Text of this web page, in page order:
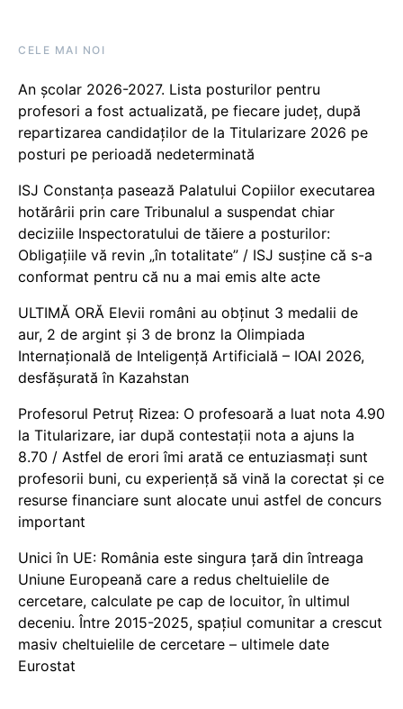
CELE MAI NOI
An școlar 2026-2027. Lista posturilor pentru
profesori a fost actualizată, pe fiecare județ, după
repartizarea candidaților de la Titularizare 2026 pe
posturi pe perioadă nedeterminată
ISJ Constanța pasează Palatului Copiilor executarea
hotărârii prin care Tribunalul a suspendat chiar
deciziile Inspectoratului de tăiere a posturilor:
Obligațiile vă revin „în totalitate” / ISJ susține că s-a
conformat pentru că nu a mai emis alte acte
ULTIMĂ ORĂ Elevii români au obținut 3 medalii de
aur, 2 de argint și 3 de bronz la Olimpiada
Internațională de Inteligență Artificială – IOAI 2026,
desfășurată în Kazahstan
Profesorul Petruț Rizea: O profesoară a luat nota 4.90
la Titularizare, iar după contestații nota a ajuns la
8.70 / Astfel de erori îmi arată ce entuziasmați sunt
profesorii buni, cu experiență să vină la corectat și ce
resurse financiare sunt alocate unui astfel de concurs
important
Unici în UE: România este singura țară din întreaga
Uniune Europeană care a redus cheltuielile de
cercetare, calculate pe cap de locuitor, în ultimul
deceniu. Între 2015-2025, spațiul comunitar a crescut
masiv cheltuielile de cercetare – ultimele date
Eurostat